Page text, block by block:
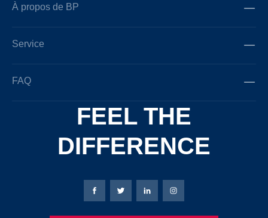
À propos de BP
Service
FAQ
FEEL THE
DIFFERENCE
Page Facebook de Bierbaum-Proenen
Page X de Bierbaum-Proenen
Page LinkedIn de
Page Instagram de